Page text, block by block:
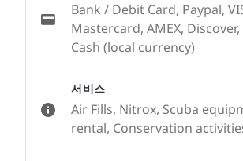
서비스
Air Fills, Nitrox, Scuba
rental, Conservation
Bank / Debit Card, Paypal,
Mastercard, AMEX,
Cash (local currency)